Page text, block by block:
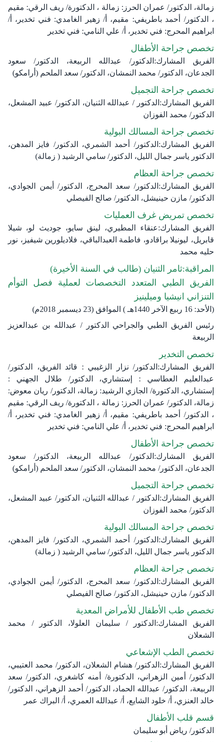
زمالة، الدكتور/ عمران الحرز: زمالة ، الدكتورة/ ريف الرقي: مقيم
، الدكتور/ أحمد باطريفي: مقيم، أ/ زهير الغامدي: فني تخدير، أ/
ابراهيم المحرج: فني تخدير، أ/ علي النامي: فني تخدير
تخصص جراحة الأطفال
الفريق المشارك:الدكتور/ عبدالله الربيعة، الدكتور/ سعود
الجدعان، الدكتور/ محمد النمشان، الدكتور/ سعد الملحم (أرامكو)
تخصص جراحة التجميل
الفريق المشارك:الدكتور / عبدالله الثنيان، الدكتور/ عبيد المشعل،
الدكتور/ محمد الفوزان
تخصص جراحة المسالك البولية
الفريق المشارك:الدكتور/ أحمد الشمري، الدكتور/ فايز المدهن،
الدكتور ياسر جمال الليل، الدكتور/ سامي الرشيد ( زمالة)
تخصص جراحة العظام
الفريق المشارك:الدكتور/ سعد المحرج، الدكتور/ أيمن الجوادي،
الدكتور/ مازن حينيشل، الدكتور/ صالح الفيصلي
تخصص تمريض غرف العمليات
الفريق المشارك:عنقاء المطيري، لينق سايو، جوديث لو، شيلا
قابريل، ليونيلا براقادو، فاطمة العبدالباقي، فلاديلورين شيفيز، نور
حليه محمد
المراقبة:ثامر الثنيان (طالب في السنة الأخيرة)
الفريق الطبي المتعدد التخصصات لعملية فصل التوأم
التنزاني انيشيا وميلينيز
(الأحد: 16 ربيع الآخر 1440هـ ) الموافق (23 ديسمبر 2018م)​
رئيس الفريق الطبي والجراحي الدكتور / عبدالله بن عبدالعزيز
الربيعة​
تخصص التخدير
الفريق المشارك:الدكتور/ نزار الزغيبي : قائد الفريق، الدكتور/
عبدالعليم العطاسي : إستشاري، الدكتور/ طلال الجهني :
إستشاري، الدكتورة/ الجازي الرشيد: زمالة، الدكتور/ ريان معوض:
زمالة، الدكتور/ عمران الحرز: زمالة ، الدكتورة/ ريف الرقي: مقيم
، الدكتور/ أحمد باطريفي: مقيم، أ/ زهير الغامدي: فني تخدير، أ/
ابراهيم المحرج: فني تخدير، أ/ علي النامي: فني تخدير
تخصص جراحة الأطفال
الفريق المشارك:الدكتور/ عبدالله الربيعة، الدكتور/ سعود
الجدعان، الدكتور/ محمد النمشان، الدكتور/ سعد الملحم (أرامكو)
تخصص جراحة التجميل
الفريق المشارك:الدكتور / عبدالله الثنيان، الدكتور/ عبيد المشعل،
الدكتور/ محمد الفوزان
تخصص جراحة المسالك البولية
الفريق المشارك:الدكتور/ أحمد الشمري، الدكتور/ فايز المدهن،
الدكتور ياسر جمال الليل، الدكتور/ سامي الرشيد ( زمالة)
تخصص جراحة العظام
الفريق المشارك:الدكتور/ سعد المحرج، الدكتور/ أيمن الجوادي،
الدكتور/ مازن حينيشل، الدكتور/ صالح الفيصلي
تخصص طب الأطفال للأمراض المعدية
الفريق المشارك:الدكتور / سليمان العلولا، الدكتور / محمد
الشعلان
تخصص الطب الإشعاعي
الفريق المشارك:الدكتور/ هشام الشعلان، الدكتور/ محمد العتيبي،
الدكتور/ أمين الزهراني، الدكتورة/ أمنه كاشغري، الدكتور/ سعد
الربيعة، الدكتور/ عبدالله الحماد، الدكتور/ أحمد الزهراني، الدكتور/
خالد العنزي، أ/ خلود الشايع، أ/ عبدالله العمري، أ/ البراك عمر
قسم قلب الأطفال
الدكتور/ رياض أبو سليمان